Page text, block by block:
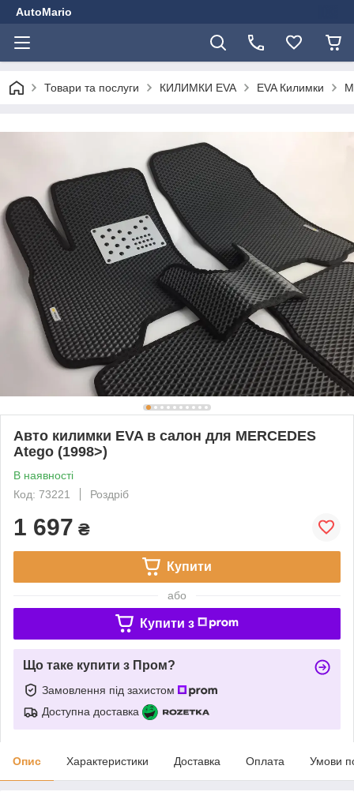
AutoMario
Товари та послуги КИЛИМКИ EVA EVA Килимки
Авто килимки EVA в салон для MERCEDES
Atego (1998>)
В наявності
Код: 73221
Роздріб
1 697 ₴
Купити
або
Купити з
Що таке купити з Пром?
Замовлення під захистом
Доступна доставка
Опис Характеристики Доставка Оплата Умови